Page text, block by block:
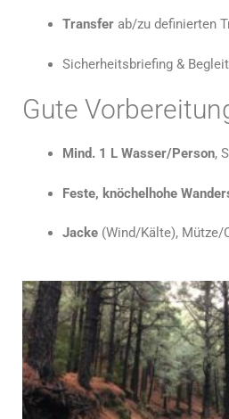
Transfer ab/zu definierten
Sicherheitsbriefing &
Gute
Mind. 1 L Wasser/Person,
Feste, knöchelhohe
Jacke (Wind/Kälte), Mütze/